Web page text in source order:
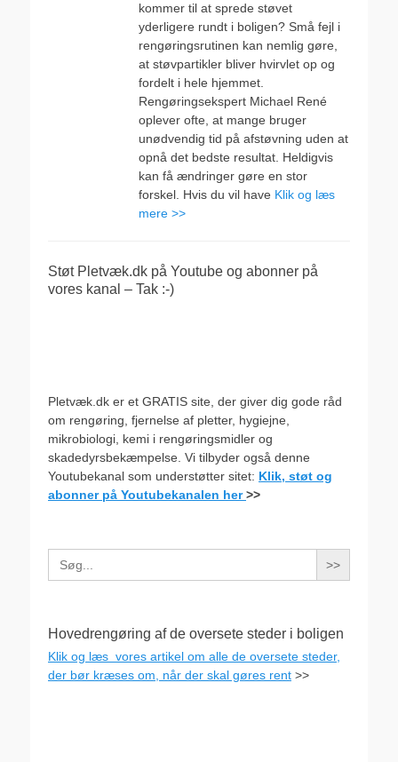
kommer til at sprede støvet
yderligere rundt i boligen? Små fejl i
rengøringsrutinen kan nemlig gøre,
at støvpartikler bliver hvirvlet op og
fordelt i hele hjemmet.
Rengøringsekspert Michael René
oplever ofte, at mange bruger
unødvendig tid på afstøvning uden at
opnå det bedste resultat. Heldigvis
kan få ændringer gøre en stor
forskel. Hvis du vil have Klik og læs
mere >>
Støt Pletvæk.dk på Youtube og abonner på
vores kanal – Tak :-)
Pletvæk.dk er et GRATIS site, der giver dig gode råd
om rengøring, fjernelse af pletter, hygiejne,
mikrobiologi, kemi i rengøringsmidler og
skadedyrsbekæmpelse. Vi tilbyder også denne
Youtubekanal som understøtter sitet: Klik, støt og
abonner på Youtubekanalen her>>
Search
for:
Hovedrengøring af de oversete steder i boligen
Klik og læs vores artikel om alle de oversete steder,
der bør kræses om, når der skal gøres rent >>